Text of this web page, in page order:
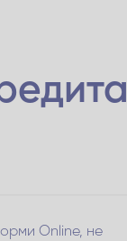
Online, не